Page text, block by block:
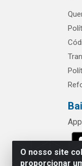
O nosso site
proporcionar